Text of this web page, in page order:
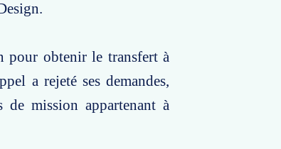
pour obtenir le transfert à
a rejeté ses demandes,
de mission appartenant à